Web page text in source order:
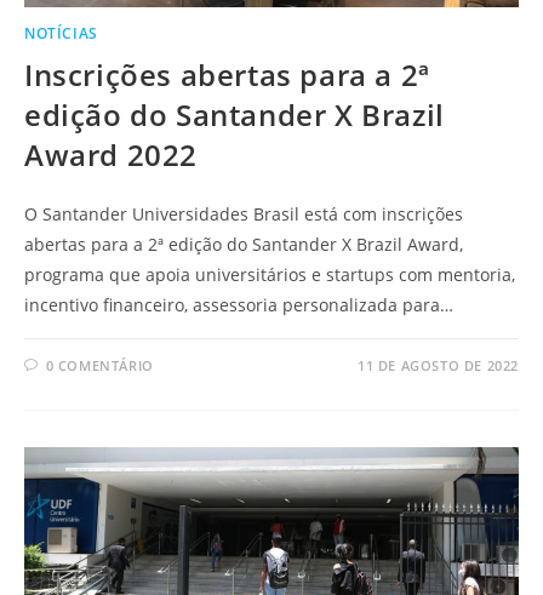
NOTÍCIAS
Inscrições abertas para a 2ª
edição do Santander X Brazil
Award 2022
O Santander Universidades Brasil está com inscrições
abertas para a 2ª edição do Santander X Brazil Award,
programa que apoia universitários e startups com mentoria,
incentivo financeiro, assessoria personalizada para…
0 COMENTÁRIO 11 DE AGOSTO DE 2022